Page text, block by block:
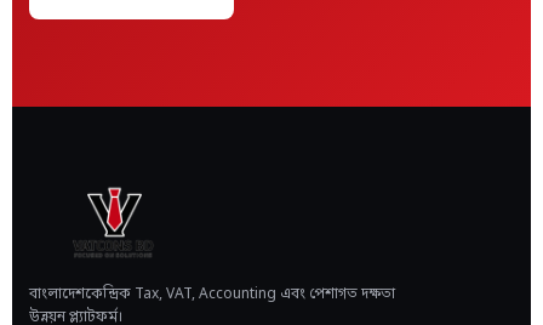
বাংলাদেশকেন্দ্রিক Tax, VAT, Accounting এবং পেশাগত দক্ষতা
উন্নয়ন প্ল্যাটফর্ম।